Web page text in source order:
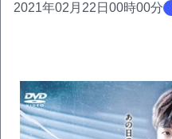
2021年02月22日00時00分